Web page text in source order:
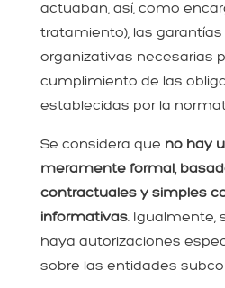
actuaban, así, como
tratamiento), las
organizativas necesarias
cumplimiento de las
establecidas por la
Se considera que no hay
meramente formal,
contractuales y simples
informativas. Igualmente,
haya autorizaciones
sobre las entidades